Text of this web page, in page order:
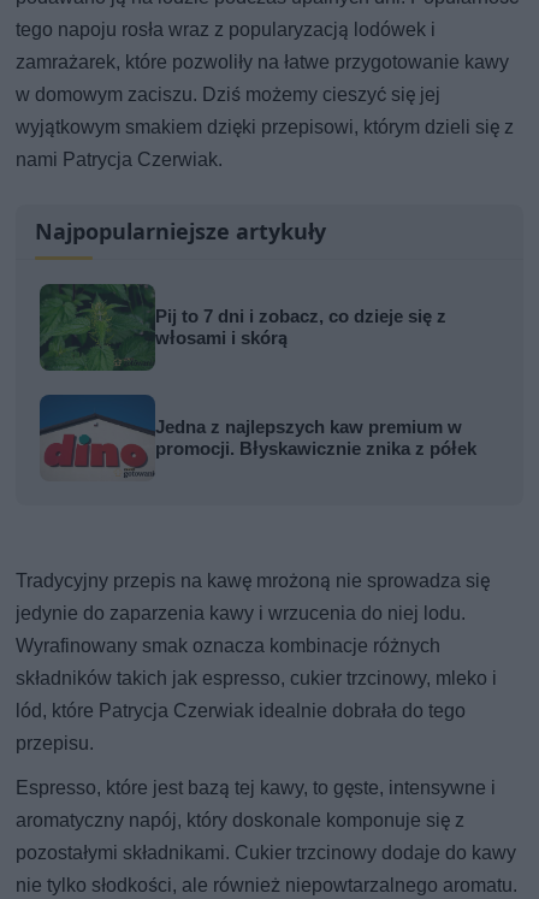
tego napoju rosła wraz z popularyzacją lodówek i
zamrażarek, które pozwoliły na łatwe przygotowanie kawy
w domowym zaciszu. Dziś możemy cieszyć się jej
wyjątkowym smakiem dzięki przepisowi, którym dzieli się z
nami Patrycja Czerwiak.
Najpopularniejsze artykuły
Pij to 7 dni i zobacz, co dzieje się z
włosami i skórą
Jedna z najlepszych kaw premium w
promocji. Błyskawicznie znika z półek
Tradycyjny przepis na kawę mrożoną nie sprowadza się
jedynie do zaparzenia kawy i wrzucenia do niej lodu.
Wyrafinowany smak oznacza kombinacje różnych
składników takich jak espresso, cukier trzcinowy, mleko i
lód, które Patrycja Czerwiak idealnie dobrała do tego
przepisu.
Espresso, które jest bazą tej kawy, to gęste, intensywne i
aromatyczny napój, który doskonale komponuje się z
pozostałymi składnikami. Cukier trzcinowy dodaje do kawy
nie tylko słodkości, ale również niepowtarzalnego aromatu.